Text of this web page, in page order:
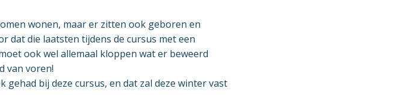
wonen, maar er zitten ook geboren en
dat die laatsten tijdens de cursus met een
ook wel allemaal kloppen wat er beweerd
van voren!
bij deze cursus, en dat zal deze winter vast